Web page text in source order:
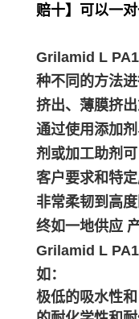
赔十】可以一
Grilamid L
种不同的方法
挤出、薄膜挤出
通过使用添加
剂或加工助剂
客户要求和特
非常柔韧到高
终如一地供应 产
Grilamid L
如：
极低的吸水性